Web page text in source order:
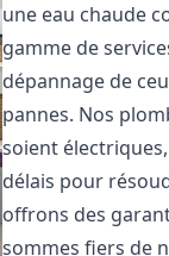
une eau chaude
gamme de
dépannage de
pannes. Nos
soient
délais pour
offrons des
sommes fiers de